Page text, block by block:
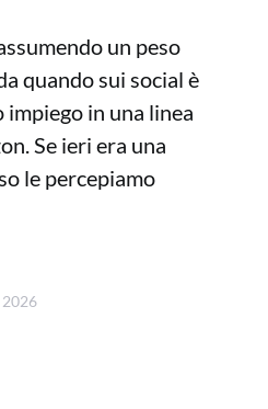
un peso
quando sui social è
in una linea
Se ieri era una
le percepiamo
2026